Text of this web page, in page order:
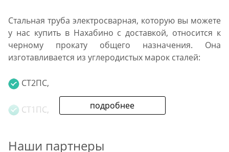
подробнее
Стальная труба электросварная, которую вы можете
у нас купить в Нахабино с доставкой, относится к
черному прокату общего назначения. Она
изготавливается из углеродистых марок сталей:
СТ2ПС,
СТ1ПС,
Наши партнеры